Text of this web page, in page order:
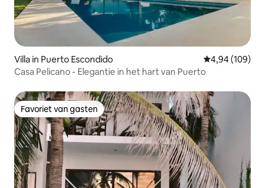
Villa in Puerto Escondido Gemiddelde
4,94 (109)
Casa Pelicano - Elegantie in het hart van Puerto
Favoriet van gasten
Favoriet van gasten